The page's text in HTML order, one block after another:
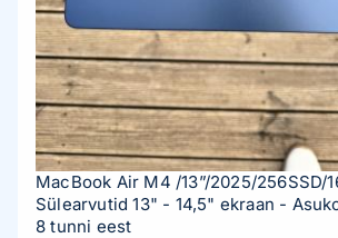
MacBook Air M4 /13”/2025/256SSD/
Sülearvutid 13" - 14,5" ekraan -
8 tunni eest